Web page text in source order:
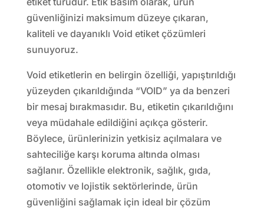
güvenliğinizi maksimum düzeye çıkaran,
kaliteli ve dayanıklı Void etiket çözümleri
sunuyoruz.
Void etiketlerin en belirgin özelliği, yapıştırıldığı
yüzeyden çıkarıldığında “VOID” ya da benzeri
bir mesaj bırakmasıdır. Bu, etiketin çıkarıldığını
veya müdahale edildiğini açıkça gösterir.
Böylece, ürünlerinizin yetkisiz açılmalara ve
sahteciliğe karşı koruma altında olması
sağlanır. Özellikle elektronik, sağlık, gıda,
otomotiv ve lojistik sektörlerinde, ürün
güvenliğini sağlamak için ideal bir çözüm